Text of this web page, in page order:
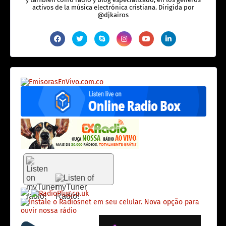
activos de la música electrónica cristiana. Dirigida por
@djkairos